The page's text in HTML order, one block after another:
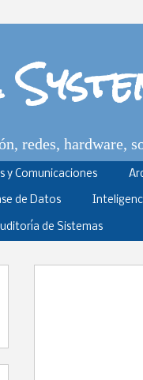
redes, hardware,
y Comunicaciones
de Datos
de Sistemas